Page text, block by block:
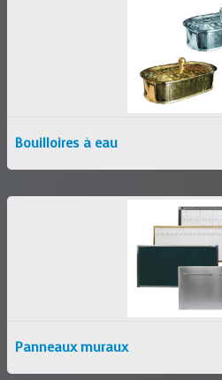
Bouilloires à eau
Panneaux muraux